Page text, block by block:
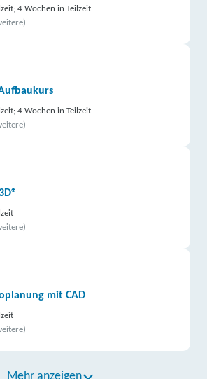
4 Wochen in Teilzeit
4 Wochen in Teilzeit
mit CAD